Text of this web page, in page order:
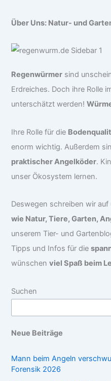
Über Uns: Natur- und
Regenwürmer sind
Erdreiches. Doch ihre Rolle
unterschätzt werden!
Ihre Rolle für die
enorm wichtig. Außerdem
praktischer Angelköder.
unser Ökosystem lernen.
Deswegen schreiben wir auf
wie Natur, Tiere, Garten,
unserem Tier- und
Tipps und Infos für die
wünschenviel Spaß beim
Suchen
Neue Beiträge
Mann beim Angeln
Forensik 2026